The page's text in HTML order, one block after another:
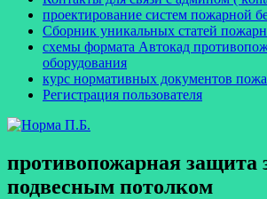
проектирование систем пожарной
Сборник уникальных статей
схемы формата Автокад
оборудования
курс нормативных документов
Регистрация пользователя
противопожарная защита
подвесным потолком